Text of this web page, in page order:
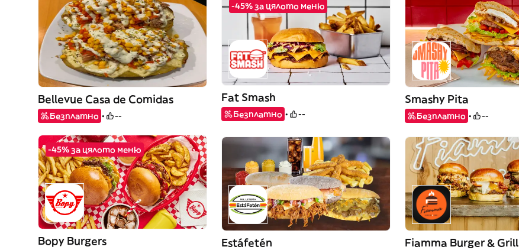
Bellevue Casa de Comidas
Безплатно --
-45% за цялото меню
Fat Smash
Безплатно --
Smashy Pita
Безплатно --
-45% за цялото меню
Bopy Burgers Estáfetén Fiamma Burger & Grill